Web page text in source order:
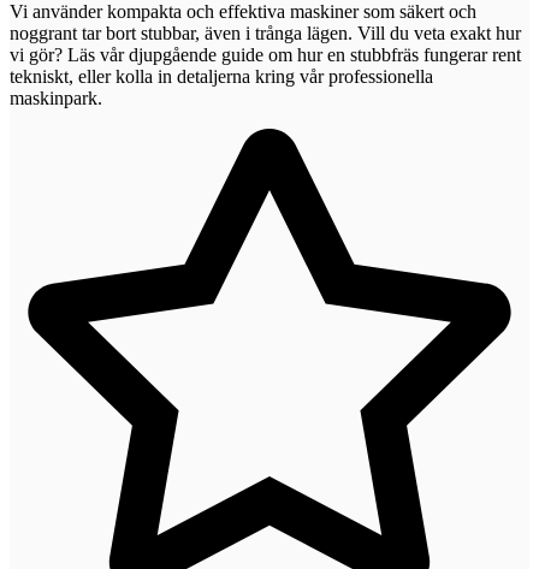
Vi använder kompakta och effektiva maskiner som säkert och
noggrant tar bort stubbar, även i trånga lägen. Vill du veta exakt hur
vi gör? Läs vår djupgående guide om hur en stubbfräs fungerar rent
tekniskt, eller kolla in detaljerna kring vår professionella
maskinpark.